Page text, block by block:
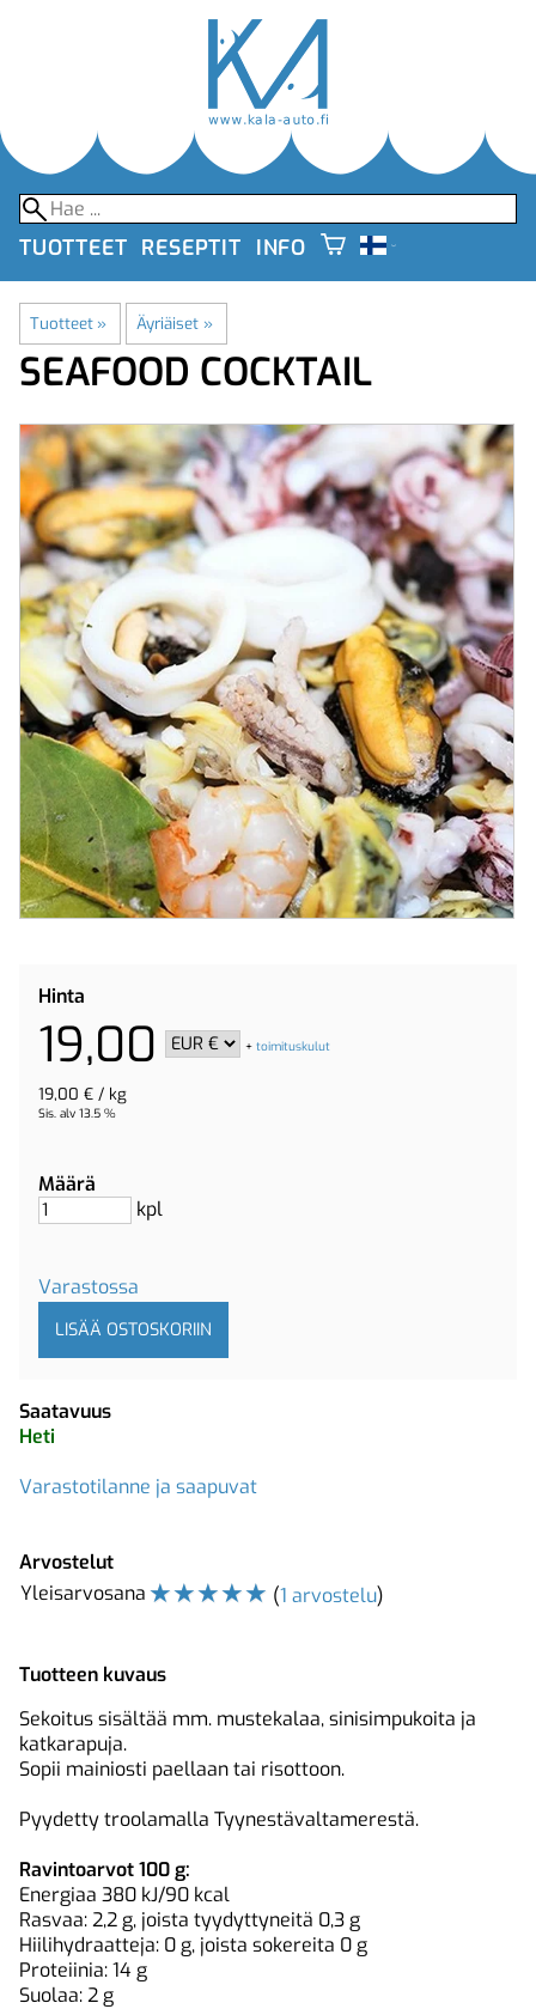
TUOTTEET RESEPTIT INFO
Tuotteet ‪» Äyriäiset ‪»
SEAFOOD COCKTAIL
Hinta
19,00 +toimituskulut
19,00 € / kg
Sis. alv 13.5 %
Määrä
kpl
Varastossa
Saatavuus
Heti
Varastotilanne ja saapuvat
Arvostelut
Yleisarvosana☆☆☆☆☆ (1 arvostelu)
Tuotteen kuvaus
Sekoitus sisältää mm. mustekalaa, sinisimpukoita ja
katkarapuja.
Sopii mainiosti paellaan tai risottoon.
Pyydetty troolamalla Tyynestävaltamerestä.
Ravintoarvot 100 g:
Energiaa 380 kJ/90 kcal
Rasvaa: 2,2 g, joista tyydyttyneitä 0,3 g
Hiilihydraatteja: 0 g, joista sokereita 0 g
Proteiinia: 14 g
Suolaa: 2 g